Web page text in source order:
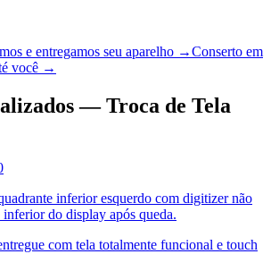
e entregamos seu aparelho →Conserto em
você →
— Troca de Tela
inferior esquerdo com digitizer não
do display após queda.
com tela totalmente funcional e touch